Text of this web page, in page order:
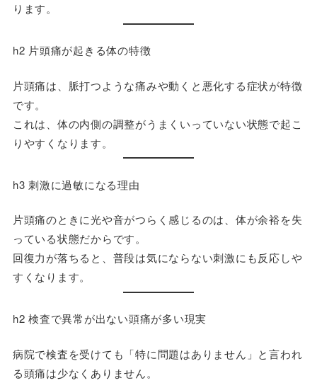
ります。
h2 片頭痛が起きる体の特徴
片頭痛は、脈打つような痛みや動くと悪化する症状が特徴
です。
これは、体の内側の調整がうまくいっていない状態で起こ
りやすくなります。
h3 刺激に過敏になる理由
片頭痛のときに光や音がつらく感じるのは、体が余裕を失
っている状態だからです。
回復力が落ちると、普段は気にならない刺激にも反応しや
すくなります。
h2 検査で異常が出ない頭痛が多い現実
病院で検査を受けても「特に問題はありません」と言われ
る頭痛は少なくありません。